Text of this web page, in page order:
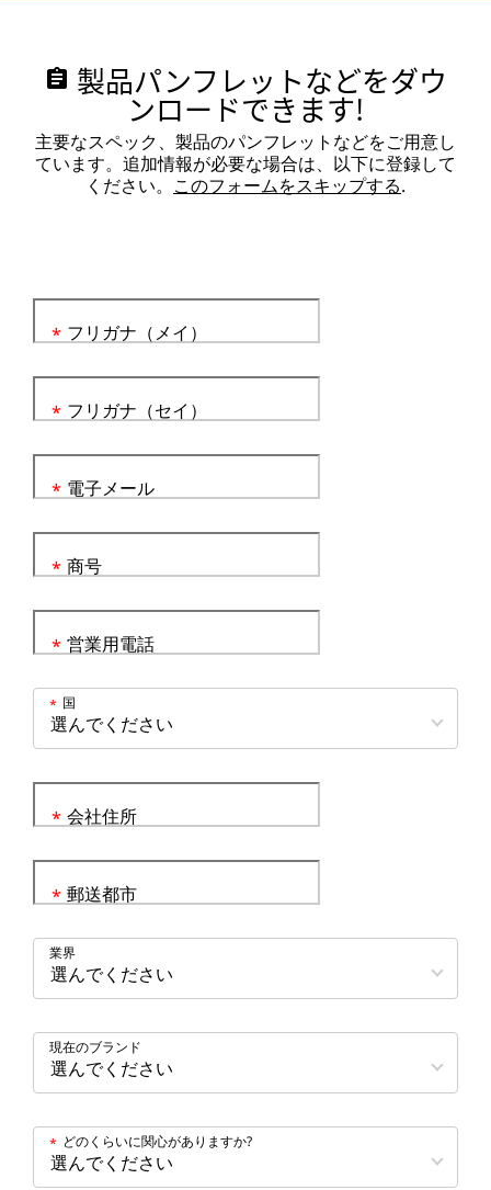
assignment 製品パンフレットなどをダウ
ンロードできます!
主要なスペック、製品のパンフレットなどをご用意し
ています。追加情報が必要な場合は、以下に登録して
ください。 このフォームをスキップする.
フリガナ（メイ）
*
フリガナ（セイ）
*
電子メール
*
商号
*
営業用電話
*
国
*
会社住所
*
郵送都市
*
業界
現在のブランド
どのくらいに関心がありますか?
*